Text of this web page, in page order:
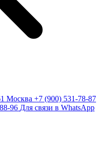
Москва +7 (900) 531-78-87
96 Для связи в WhatsApp